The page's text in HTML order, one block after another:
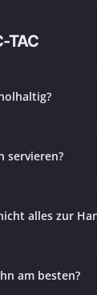
TAC
servieren?
alles zur
am besten?